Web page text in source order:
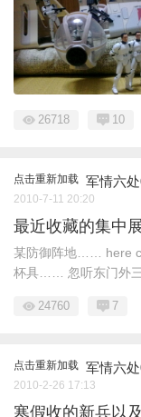
26718 10
点击重新加载 军情六
2010-7-11 20:20
最近收藏的集中
某防御阵地…… here
杯具…… 忽听东门外三
24760 7
点击重新加载 军情六
2010-2-26 17:13
寒假收的新兵以